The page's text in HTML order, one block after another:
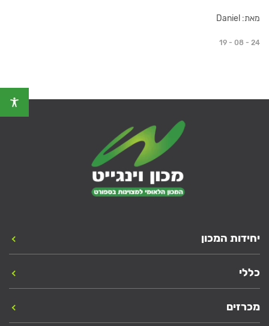
מאת: Daniel
19 - 08 - 24
יחידות המכון
כללי
מכרזים